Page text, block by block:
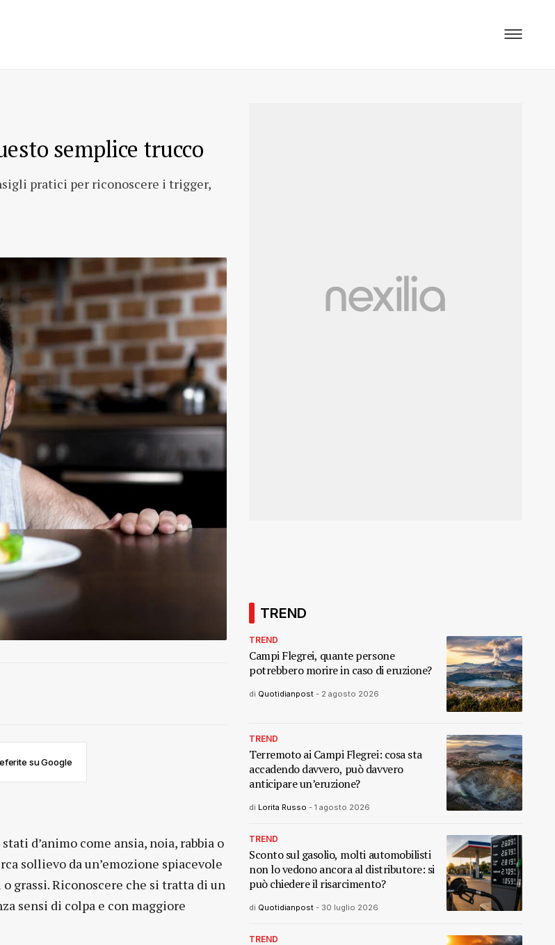
semplice trucco
pratici per riconoscere i trigger,
su Google
d’animo come ansia, noia, rabbia o
sollievo da un’emozione spiacevole
grassi. Riconoscere che si tratta di un
sensi di colpa e con maggiore
TREND
TREND
Campi Flegrei, quante persone
potrebbero morire in caso di eruzione?
di Quotidianpost - 2 agosto 2026
TREND
Terremoto ai Campi Flegrei: cosa sta
accadendo davvero, può davvero
anticipare un’eruzione?
di Lorita Russo - 1 agosto 2026
TREND
Sconto sul gasolio, molti automobilisti
non lo vedono ancora al distributore: si
può chiedere il risarcimento?
di Quotidianpost - 30 luglio 2026
TREND